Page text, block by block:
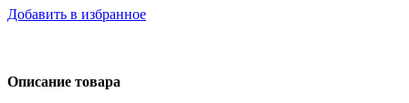
Добавить в избранное
Описание товара